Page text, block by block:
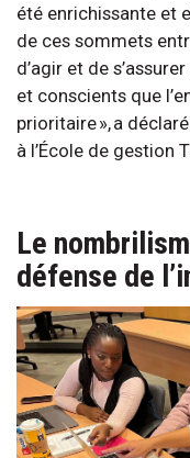
été enrichissante et
de ces sommets
d’agir et de
et conscients que
prioritaire », a
à l’École de gestion
Le
défense de